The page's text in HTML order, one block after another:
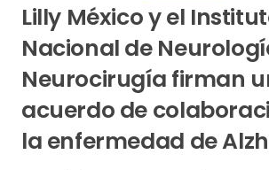
Lilly México y el
Nacional de
Neurocirugía firman
acuerdo de
la enfermedad de